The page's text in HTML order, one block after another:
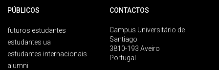
PÚBLICOS
futuros estudantes
estudantes ua
estudantes internacionais
alumni
CONTACTOS
Campus Universitário de
Santiago
3810-193 Aveiro
Portugal